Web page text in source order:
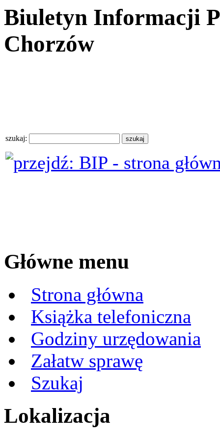
Biuletyn Informacji
Chorzów
szukaj:
Główne menu
Strona główna
Książka telefoniczna
Godziny urzędowania
Załatw sprawę
Szukaj
Lokalizacja